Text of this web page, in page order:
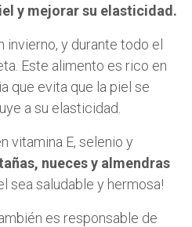
y mejorar su elasticidad.
invierno, y durante todo el
Este alimento es rico en
que evita que la piel se
a su elasticidad.
vitamina E, selenio y
nueces y almendras
sea saludable y hermosa!
es responsable de